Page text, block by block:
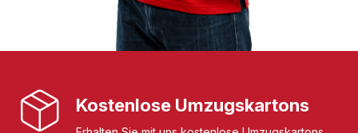
Kostenlose Umzugskartons